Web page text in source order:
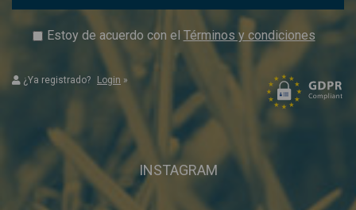
Estoy de acuerdo con el Términos y condiciones
¿Ya registrado? Login »
INSTAGRAM